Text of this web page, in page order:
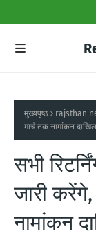
मुख्यपृष्ठ rajsthan
मार्च तक नामांकन
सभी
जारी
नामांकन